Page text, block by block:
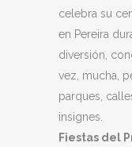
celebra su
en Pereira
diversión,
vez, mucha,
parques,
insignes.
Fiestas del